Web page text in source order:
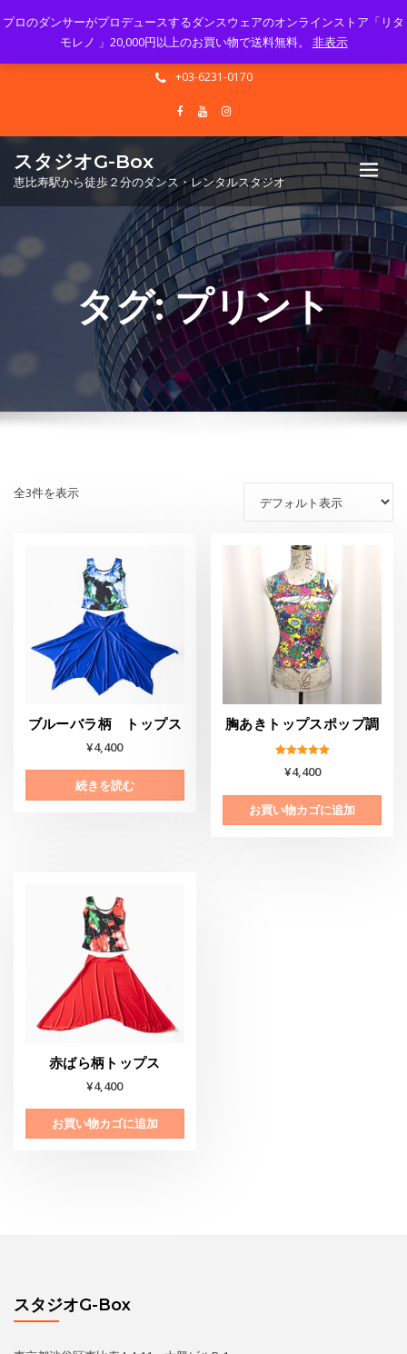
Mon - Sun 10.00 - 23.00
info@gbox-tango.com
+03-6231-0170
スタジオG-Box
恵比寿駅から徒歩２分のダンス・レンタルスタジオ
タグ:プリント
全3件を表示
ブルーバラ柄 トップス
¥4,400
続きを読む
胸あきトップスポップ調
5.00
¥4,400
お買い物カゴに追加
赤ばら柄トップス
¥4,400
お買い物カゴに追加
スタジオG-Box
プロのダンサーがプロデュースするダンスウェアのオンラインストア「リタ
モレノ 」20,000円以上のお買い物で送料無料。 非表示